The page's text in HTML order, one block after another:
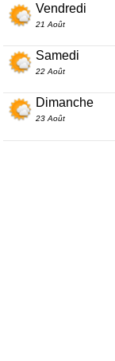
Vendredi
21 Août
Samedi
22 Août
Dimanche
23 Août